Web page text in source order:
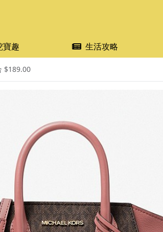
寶趣 生活攻略
$189.00